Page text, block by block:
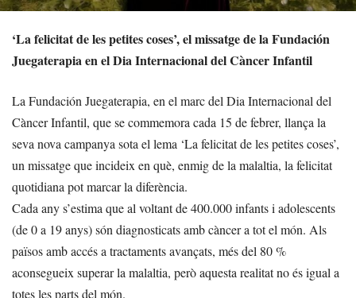
‘La felicitat de les petites coses’, el missatge de la Fundación
Juegaterapia en el Dia Internacional del Càncer Infantil
La Fundación Juegaterapia, en el marc del Dia Internacional del
Càncer Infantil, que se commemora cada 15 de febrer, llança la
seva nova campanya sota el lema ‘La felicitat de les petites coses’,
un missatge que incideix en què, enmig de la malaltia, la felicitat
quotidiana pot marcar la diferència.
Cada any s’estima que al voltant de 400.000 infants i adolescents
(de 0 a 19 anys) són diagnosticats amb càncer a tot el món. Als
països amb accés a tractaments avançats, més del 80 %
aconsegueix superar la malaltia, però aquesta realitat no és igual a
totes les parts del món.